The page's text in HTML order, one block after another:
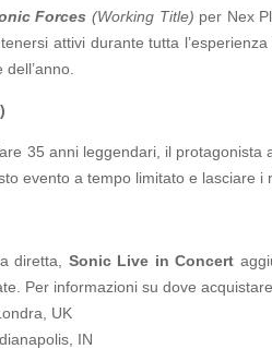
Forces (Working Title) per Nex
attivi durante tutta l’esperienza
35 anni leggendari, il protagonista
evento a tempo limitato e lasciare i
diretta, Sonic Live in Concert
Per informazioni su dove
UK
IN